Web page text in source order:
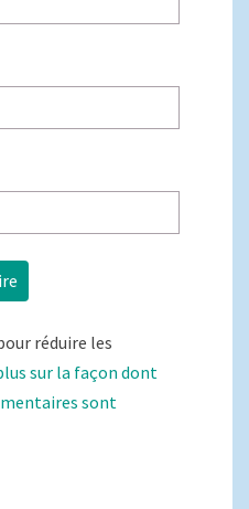
réduire les
sur la façon dont
sont